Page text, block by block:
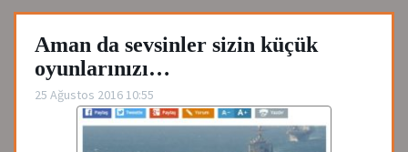
Aman da sevsinler sizin küçük
oyunlarınızı…
25 Ağustos 2016 10:55